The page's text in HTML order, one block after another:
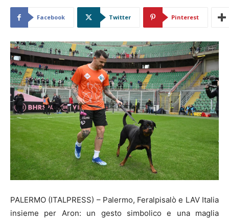
Facebook Twitter Pinterest
PALERMO (ITALPRESS) – Palermo, Feralpisalò e LAV Italia
insieme per Aron: un gesto simbolico e una maglia